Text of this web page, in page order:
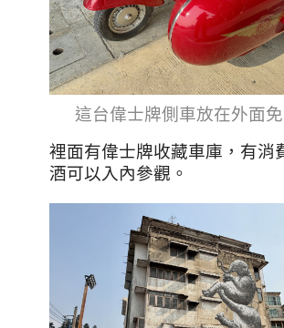
這台偉士牌側車放在外面
裡面有偉士牌收藏車庫，有消
酒可以入內參觀。